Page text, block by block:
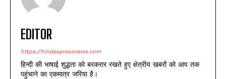
EDITOR
https://hindexpressnews.com
हिन्दी की भाषाई शुद्धता को बरकरार रखते हुए क्षेत्रीय खबरों को आप तक
पहुंचाने का एकमात्र जरिया है।